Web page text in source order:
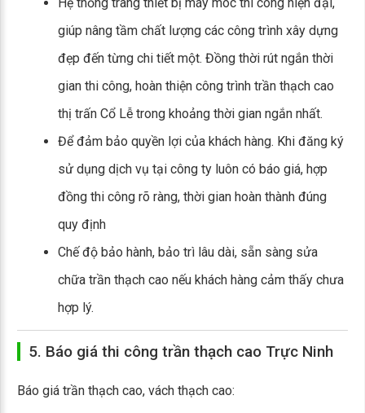
giúp nâng tầm chất lượng các công trình xây dựng
đẹp đến từng chi tiết một. Đồng thời rút ngắn thời
gian thi công, hoàn thiện công trình trần thạch cao
thị trấn Cổ Lễ trong khoảng thời gian ngắn nhất.
Để đảm bảo quyền lợi của khách hàng. Khi đăng ký
sử dụng dịch vụ tại công ty luôn có báo giá, hợp
đồng thi công rõ ràng, thời gian hoàn thành đúng
quy định
Chế độ bảo hành, bảo trì lâu dài, sẵn sàng sửa
chữa trần thạch cao nếu khách hàng cảm thấy chưa
hợp lý.
5. Báo giá thi công trần thạch cao Trực Ninh
Báo giá trần thạch cao, vách thạch cao: